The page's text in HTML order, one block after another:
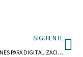
SIGUIENTE
SUBVENCIONES PARA DIGITALIZACIÓN DE PYMES (ARAGÓN 2026)